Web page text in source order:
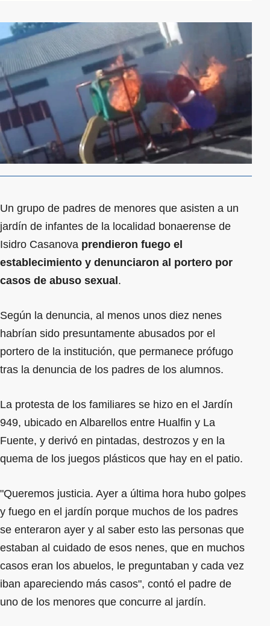
Un grupo de padres de menores que asisten a un
jardín de infantes de la localidad bonaerense de
Isidro Casanova prendieron fuego el
establecimiento y denunciaron al portero por
casos de abuso sexual .
Según la denuncia, al menos unos diez nenes
habrían sido presuntamente abusados por el
portero de la institución, que permanece prófugo
tras la denuncia de los padres de los alumnos.
La protesta de los familiares se hizo en el Jardín
949, ubicado en Albarellos entre Hualfin y La
Fuente, y derivó en pintadas, destrozos y en la
quema de los juegos plásticos que hay en el patio.
"Queremos justicia. Ayer a última hora hubo golpes
y fuego en el jardín porque muchos de los padres
se enteraron ayer y al saber esto las personas que
estaban al cuidado de esos nenes, que en muchos
casos eran los abuelos, le preguntaban y cada vez
iban apareciendo más casos", contó el padre de
uno de los menores que concurre al jardín.